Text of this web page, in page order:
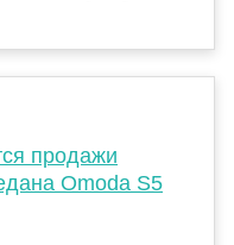
продажи
Omoda S5